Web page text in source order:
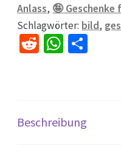
Anlass, 🤪 Geschenke
Schlagwörter: bild,
R
t
W
p
Beschreibung